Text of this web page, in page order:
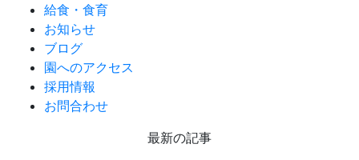
給食・食育
お知らせ
ブログ
園へのアクセス
採用情報
お問合わせ
最新の記事